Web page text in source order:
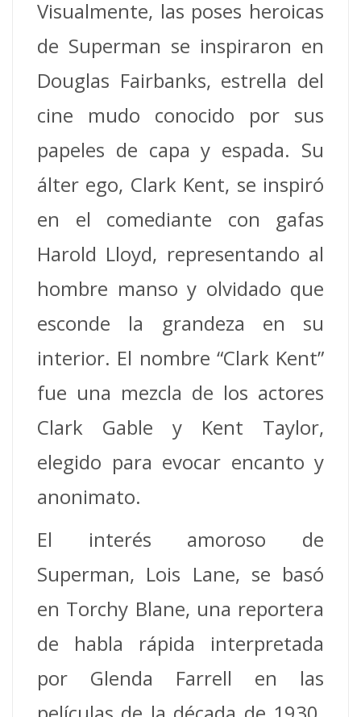
Visualmente, las poses heroicas
de Superman se inspiraron en
Douglas Fairbanks, estrella del
cine mudo conocido por sus
papeles de capa y espada. Su
álter ego, Clark Kent, se inspiró
en el comediante con gafas
Harold Lloyd, representando al
hombre manso y olvidado que
esconde la grandeza en su
interior. El nombre “Clark Kent”
fue una mezcla de los actores
Clark Gable y Kent Taylor,
elegido para evocar encanto y
anonimato.
El interés amoroso de
Superman, Lois Lane, se basó
en Torchy Blane, una reportera
de habla rápida interpretada
por Glenda Farrell en las